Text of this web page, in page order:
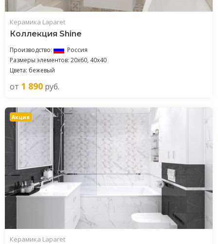
Керамика Laparet
Коллекция Shine
Производство:
Россия
Размеры элементов: 20x60, 40x40
Цвета: бежевый
от 1 890 руб.
Акция
Керамика Laparet